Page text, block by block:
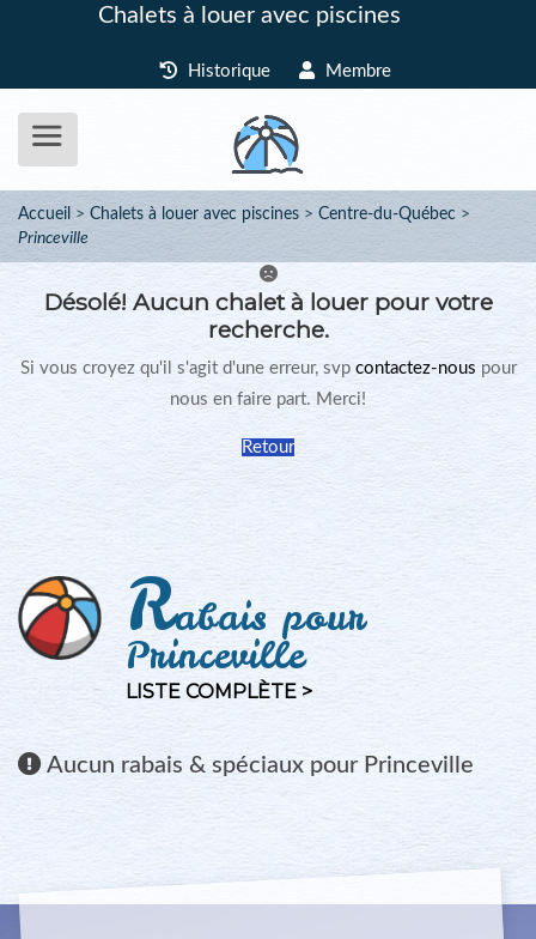
Chalets à louer avec piscines
Historique Membre
Accueil Chalets à louer avec piscines
Centre-du-Québec
Princeville
Désolé! Aucun chalet à louer pour votre
recherche.
Si vous croyez qu'il s'agit d'une erreur, svp contactez-nous pour
nous en faire part. Merci!
Retour
Rabais pour
Princeville
LISTE COMPLÈTE >
Aucun rabais & spéciaux pour Princeville